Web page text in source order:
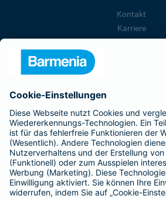
Kontakt
Karriere
Barmenia ist Teil der
BELIEBTE SEITEN
Kranken-
Tierversicherungen